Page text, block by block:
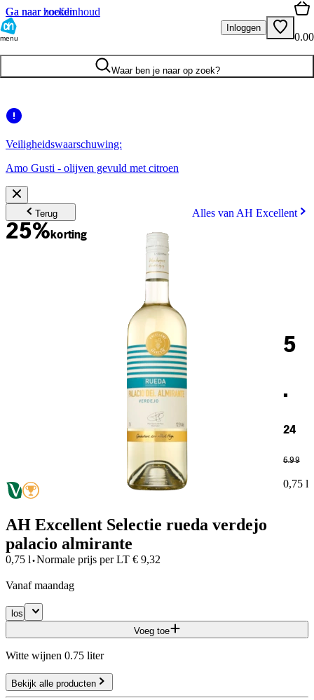
Ga naar hoofdinhoud
Ga naar zoeken
menu
Inloggen
0.00
Waar ben je naar op zoek?
Veiligheidswaarschuwing:
Amo Gusti - olijven gevuld met citroen
Terug Alles van AH Excellent
25%korting
5
.
24
6.99
0,75 l
AH Excellent Selectie rueda verdejo
palacio almirante
0,75 l·Normale prijs per LT € 9,32
vanaf maandag
los
Voeg toe
Witte wijnen 0.75 liter
Bekijk alle producten